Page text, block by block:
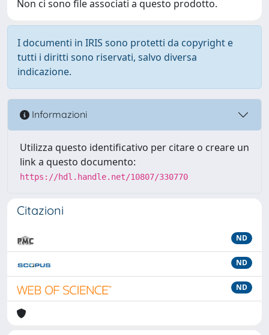
Non ci sono file associati a questo prodotto.
I documenti in IRIS sono protetti da copyright e
tutti i diritti sono riservati, salvo diversa
indicazione.
Informazioni
Utilizza questo identificativo per citare o creare un
link a questo documento:
https://hdl.handle.net/10807/330770
Citazioni
ND
ND
ND